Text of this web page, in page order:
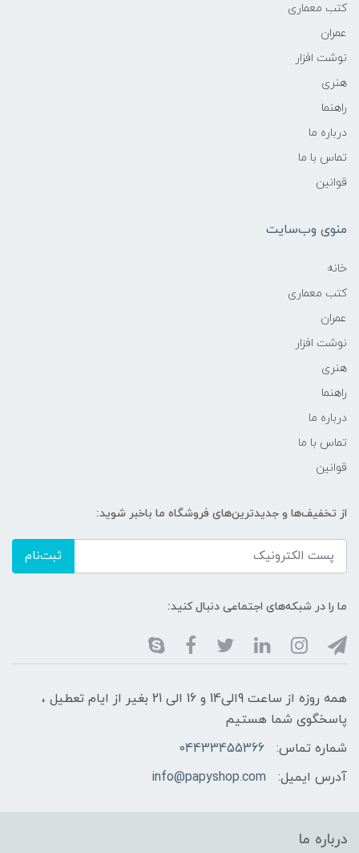
کتب معماری
عمران
نوشت افزار
هنری
راهنما
درباره ما
تماس با ما
قوانین
منوی وب‌سایت
خانه
کتب معماری
عمران
نوشت افزار
هنری
راهنما
درباره ما
تماس با ما
قوانین
از تخفیف‌ها و جدیدترین‌های فروشگاه ما باخبر شوید:
ثبت‌نام
ما را در شبکه‌های اجتماعی دنبال کنید:
همه روزه از ساعت 9الی14 و 16 الی 21 بغیر از ایام تعطیل ،
پاسخگوی شما هستیم
شماره تماس:
04433455366
آدرس ایمیل:
info@papyshop.com
درباره ما